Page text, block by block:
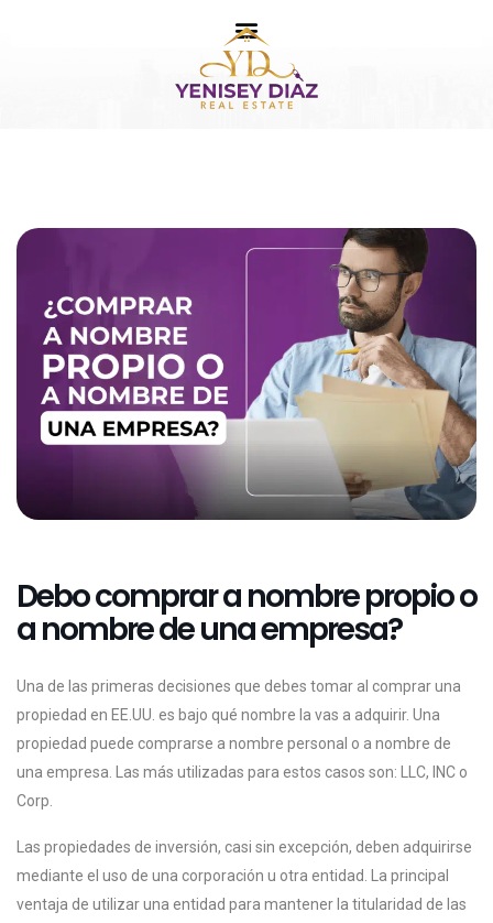
Debo comprar a nombre propio o
a nombre de una empresa?
Una de las primeras decisiones que debes tomar al comprar una
propiedad en EE.UU. es bajo qué nombre la vas a adquirir. Una
propiedad puede comprarse a nombre personal o a nombre de
una empresa. Las más utilizadas para estos casos son: LLC, INC o
Corp.
Las propiedades de inversión, casi sin excepción, deben adquirirse
mediante el uso de una corporación u otra entidad. La principal
ventaja de utilizar una entidad para mantener la titularidad de las